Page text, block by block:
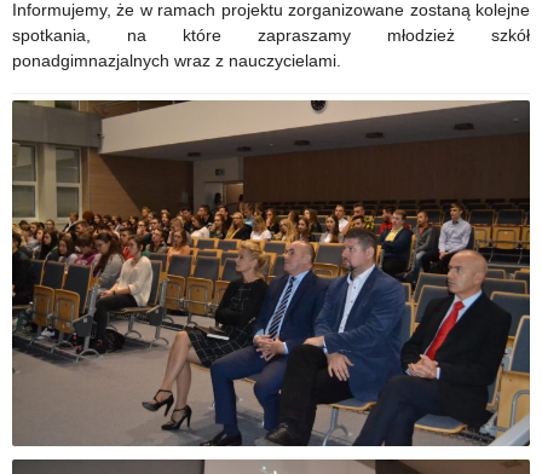
Informujemy, że w ramach projektu zorganizowane zostaną kolejne
spotkania, na które zapraszamy młodzież szkół
ponadgimnazjalnych wraz z nauczycielami.
niepodległej
Polsce”